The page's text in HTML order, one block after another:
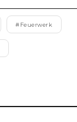
# Feuerwerk